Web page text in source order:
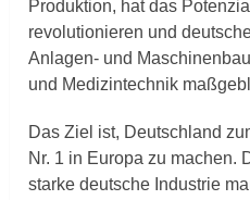
Produktion, hat das
revolutionieren und
Anlagen- und
und Medizintechnik
Das Ziel ist, Deutschland
Nr. 1 in Europa zu machen.
starke deutsche Industrie